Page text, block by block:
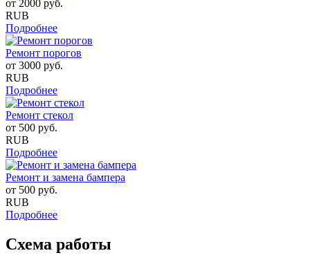
от 2000 руб.
RUB
Подробнее
Ремонт порогов
от 3000 руб.
RUB
Подробнее
Ремонт стекол
от 500 руб.
RUB
Подробнее
Ремонт и замена бампера
от 500 руб.
RUB
Подробнее
Схема работы